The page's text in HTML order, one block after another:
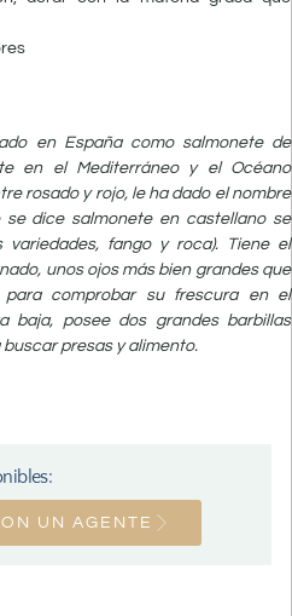
en España como salmonete de
en el Mediterráneo y el Océano
rosado y rojo, le ha dado el nombre
se dice salmonete en castellano se
fango y roca). Tiene el
unos ojos más bien grandes que
comprobar su frescura en el
baja, posee dos grandes barbillas
presas y alimento.
UN AGENTE